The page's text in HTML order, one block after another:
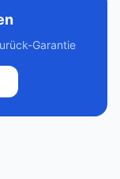
Garantie